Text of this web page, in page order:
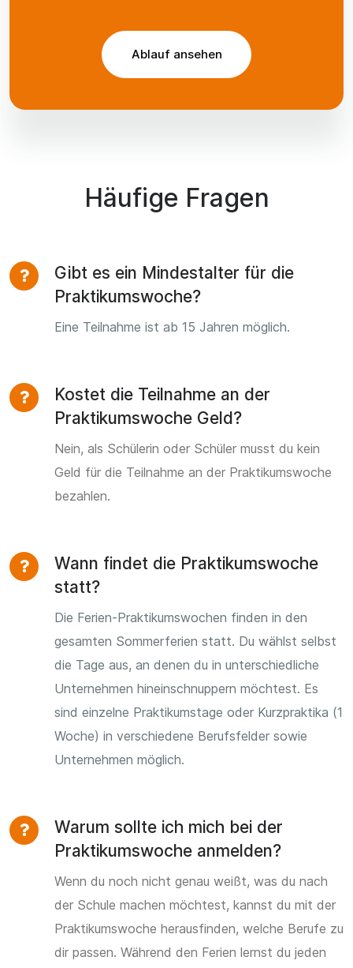
Ablauf ansehen
Häufige Fragen
Gibt es ein Mindestalter für die
Praktikumswoche?
Eine Teilnahme ist ab 15 Jahren möglich.
Kostet die Teilnahme an der
Praktikumswoche Geld?
Nein, als Schülerin oder Schüler musst du kein
Geld für die Teilnahme an der Praktikumswoche
bezahlen.
Wann findet die Praktikumswoche
statt?
Die Ferien-Praktikumswochen finden in den
gesamten Sommerferien statt. Du wählst selbst
die Tage aus, an denen du in unterschiedliche
Unternehmen hineinschnuppern möchtest. Es
sind einzelne Praktikumstage oder Kurzpraktika (1
Woche) in verschiedene Berufsfelder sowie
Unternehmen möglich.
Warum sollte ich mich bei der
Praktikumswoche anmelden?
Wenn du noch nicht genau weißt, was du nach
der Schule machen möchtest, kannst du mit der
Praktikumswoche herausfinden, welche Berufe zu
dir passen. Während den Ferien lernst du jeden